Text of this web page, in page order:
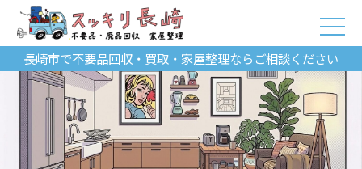
長崎市で不要品回収・買取・家屋整理ならご相談ください